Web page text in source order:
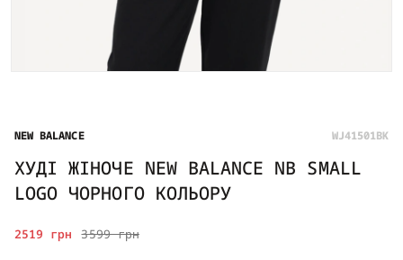
NEW BALANCE WJ41501BK
ХУДІ ЖІНОЧЕ NEW BALANCE NB SMALL
LOGO ЧОРНОГО КОЛЬОРУ
3599 грн
2519 грн